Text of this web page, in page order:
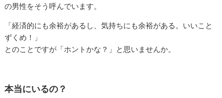
の男性をそう呼んでいます。
「経済的にも余裕があるし、気持ちにも余裕がある。いいこと
ずくめ！」
とのことですが「ホントかな？」と思いませんか。
本当にいるの？